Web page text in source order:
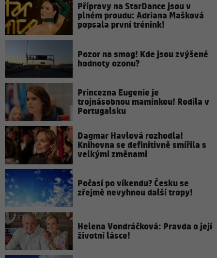
Přípravy na StarDance jsou v
plném proudu: Adriana Mašková
popsala první trénink!
Pozor na smog! Kde jsou zvýšené
hodnoty ozonu?
Princezna Eugenie je
trojnásobnou maminkou! Rodila v
Portugalsku
Dagmar Havlová rozhodla!
Knihovna se definitivně smířila s
velkými změnami
Počasí po víkendu? Česku se
zřejmě nevyhnou další tropy!
Helena Vondráčková: Pravda o její
životní lásce!